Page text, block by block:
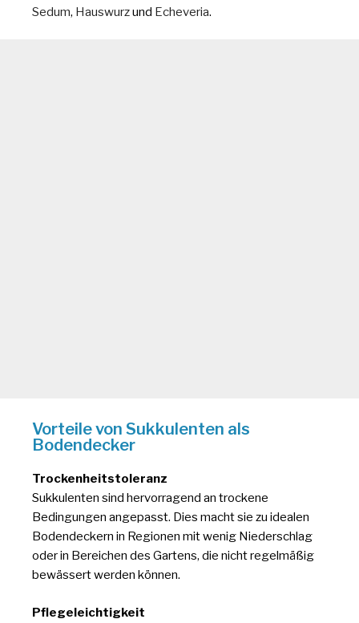
Sedum, Hauswurzund Echeveria.
Vorteile von Sukkulenten als
Bodendecker
Trockenheitstoleranz
Sukkulenten sind hervorragend an trockene
Bedingungen angepasst. Dies macht sie zu idealen
Bodendeckern in Regionen mit wenig Niederschlag
oder in Bereichen des Gartens, die nicht regelmäßig
bewässert werden können.
Pflegeleichtigkeit